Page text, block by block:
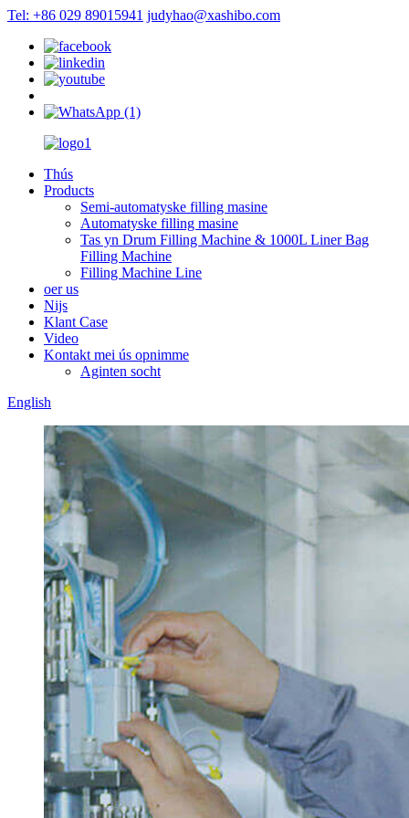
Tel: +86 029 89015941 judyhao@xashibo.com
Thús
Products
Semi-automatyske filling masine
Automatyske filling masine
Tas yn Drum Filling Machine & 1000L Liner Bag
Filling Machine
Filling Machine Line
oer us
Nijs
Klant Case
Video
Kontakt mei ús opnimme
Aginten socht
English